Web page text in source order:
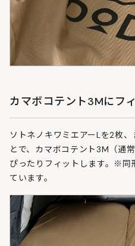
カマボコテント3Mにフ
ソトネノキワミエアーLを2枚
とで、カマボコテント3M（通
ぴったりフィットします。※同
ています。